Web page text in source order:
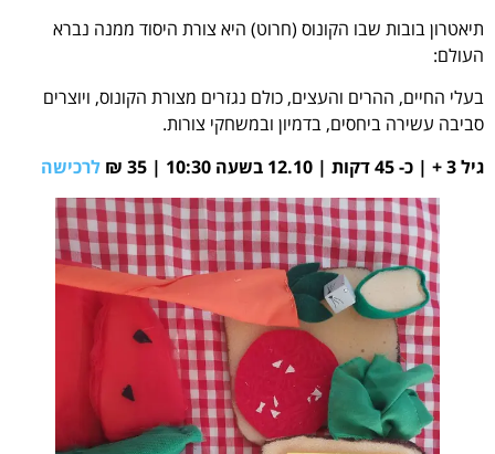
תיאטרון בובות שבו הקונוס (חרוט) היא צורת היסוד ממנה נברא
העולם:
בעלי החיים, ההרים והעצים, כולם נגזרים מצורת הקונוס, ויוצרים
סביבה עשירה ביחסים, בדמיון ובמשחקי צורות.
גיל 3 + | כ- 45 דקות | 12.10 בשעה 10:30 | 35 ₪
לרכישה